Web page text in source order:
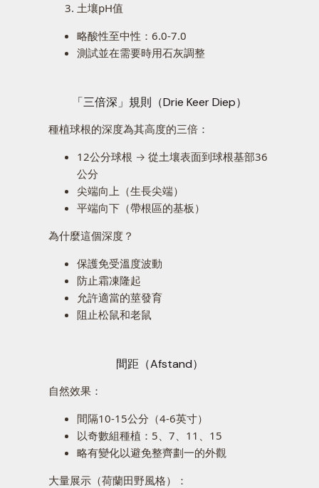
土壤pH值
略酸性至中性：6.0-7.0
測試並在需要時用石灰調整
「三倍深」規則（Drie Keer Diep）
種植球根的深度為其高度的三倍：
12公分球根 → 從土壤表面到球根基部36
公分
尖端向上（生長尖端）
平端向下（帶根區的基板）
為什麼這個深度？
保護免受溫度波動
防止霜凍隆起
允許適當的莖發育
阻止松鼠和老鼠
間距（Afstand）
自然效果：
間隔10-15公分（4-6英寸）
以奇數組種植：5、7、11、15
略有變化以避免整齊劃一的外觀
大量展示（荷蘭田野風格）：